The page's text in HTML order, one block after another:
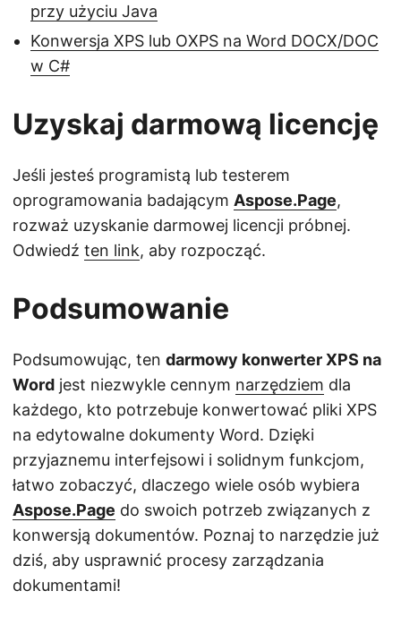
przy użyciu Java
Konwersja XPS lub OXPS na Word DOCX/DOC
w C#
Uzyskaj darmową licencję
Jeśli jesteś programistą lub testerem
oprogramowania badającym Aspose.Page,
rozważ uzyskanie darmowej licencji próbnej.
Odwiedź ten link, aby rozpocząć.
Podsumowanie
Podsumowując, ten darmowy konwerter XPS na
Word jest niezwykle cennym narzędziem dla
każdego, kto potrzebuje konwertować pliki XPS
na edytowalne dokumenty Word. Dzięki
przyjaznemu interfejsowi i solidnym funkcjom,
łatwo zobaczyć, dlaczego wiele osób wybiera
Aspose.Page do swoich potrzeb związanych z
konwersją dokumentów. Poznaj to narzędzie już
dziś, aby usprawnić procesy zarządzania
dokumentami!